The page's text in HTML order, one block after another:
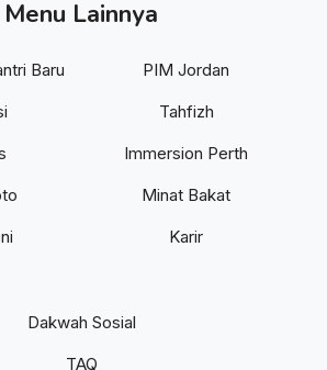
Menu Lainnya
Baru
PIM Jordan
Tahfizh
Immersion Perth
Minat Bakat
Karir
Dakwah Sosial
TAQ